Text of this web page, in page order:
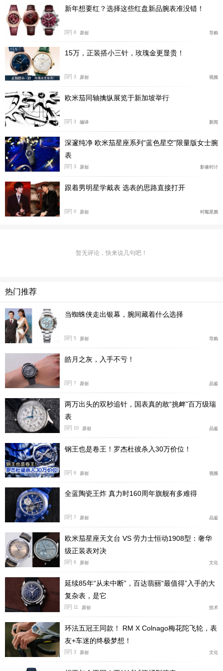
融合到一起，最终呈现一种偏红的偏向于玫瑰金色泽的独
特光泽感的18K金材质。同时，因为钯元素的加入也能保
证整体红金色的色泽能够长久稳定的保持。
为什么说这款碟飞系列名典腕表小秒针款在我心中是最美
红盘呢？因为本身碟飞系列就是从始至终延续着简约有高
为碟飞系列子系列的名典系列（Trésor）所展现的是比碟
本身就复古感满满的碟飞系列还要更加复古，同时在材质
的选择上也会更加的昂贵。
此外，名典作为碟飞的子系列还有一个十分明显且独特的
设计，就是名典系列与碟飞表壳和表圈在造型上的类似碟
子圆润轮廓的“碟形设计”不同，呈现的是整个表盘略微拱
起更加复古的拱形设计。
表盘红色是来源于秋季枫叶的红色，也是勃艮第红，用来
新年想要红？选择这些红盘新品腕表准没错！
8 原创 导购
15万，正装搭小三针，玫瑰金更显贵！
3 原创 视频
欧米茄同轴擒纵展览于新加坡举行
3 编译 新闻
深邃纯净 欧米茄星座系列“蓝色星空”限量版女士腕
表
3 原创 影像时计
跟着男明星学戴表 选表的思路直接打开
0 原创 时髦星腕
暂无评论，快来说几句吧！
热门推荐
当蜘蛛侠走出银幕，腕间藏着什么选择
5 原创 导购
皓月之灰，入手不亏！
7 原创 品鉴
两万出头的双秒追针，国表真的敢“挑衅”百万级瑞
表
10 原创 品鉴
钢王也是卷王！罗杰杜彼杀入30万价位！
6 原创 视频
全蓝陶瓷王炸 真力时160周年旗舰有多难得
7 原创 品鉴
欧米茄星座天文台 VS 劳力士恒动1908型：奢华
级正装表对决
6 原创 文化
延续85年“从未中断”，百达翡丽“最值得”入手的大
复杂表，是它
11 原创 技术
环法五冠王同款！ RM X Colnago梅花陀飞轮，表
友+车迷的终极梦想！
3 原创 文化